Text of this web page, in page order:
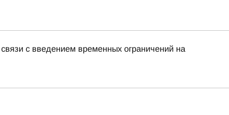
с введением временных ограничений на